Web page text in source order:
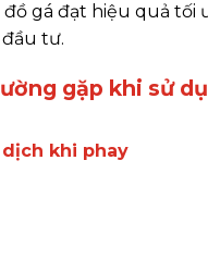
gá đạt hiệu quả tối
tư.
gặp khi sử
dịch khi phay